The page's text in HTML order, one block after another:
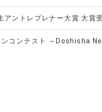
アントレプレナー大賞 大賞
ンコンテスト ～Doshisha